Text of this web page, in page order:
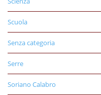
Scuola
Senza categoria
Serre
Soriano Calabro